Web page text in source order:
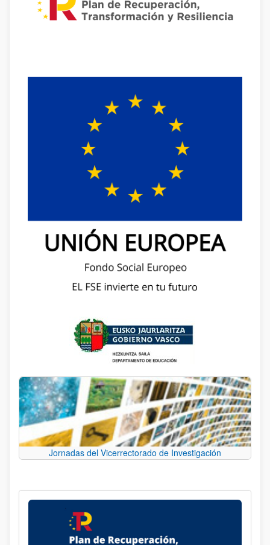
Jornadas del Vicerrectorado de Investigación